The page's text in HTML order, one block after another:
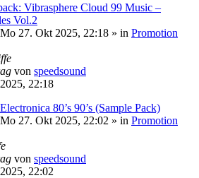
Vibrasphere Cloud 99 Music –
Vol.2
Mo 27. Okt 2025, 22:18 » in Promotion
von speedsound
22:18
80’s 90’s (Sample Pack)
Mo 27. Okt 2025, 22:02 » in Promotion
von speedsound
22:02